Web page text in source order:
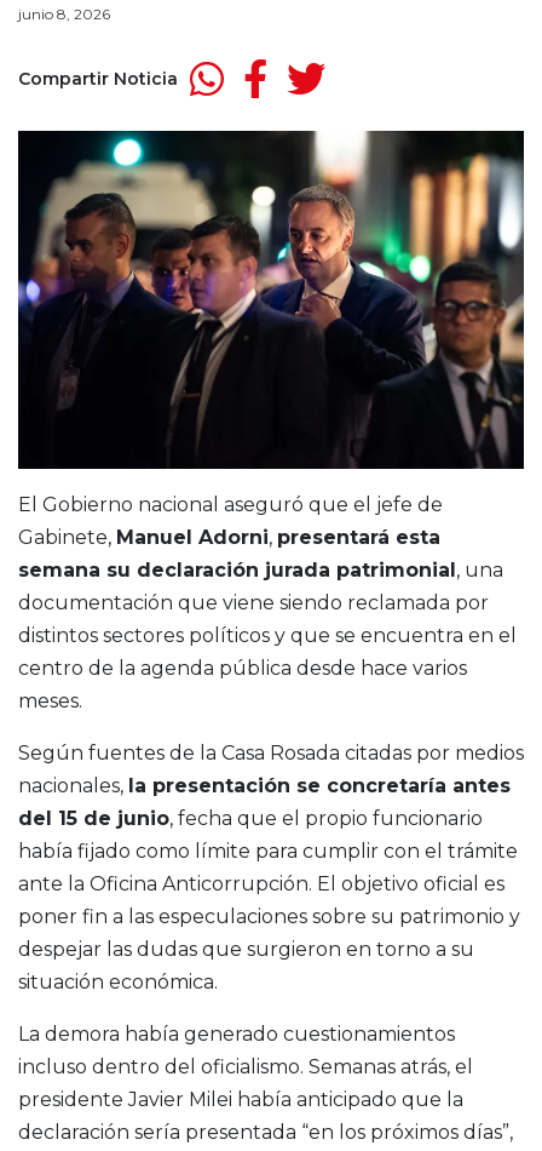
junio 8, 2026
Compartir Noticia
El Gobierno nacional aseguró que el jefe de
Gabinete, Manuel Adorni, presentará esta
semana su declaración jurada patrimonial, una
documentación que viene siendo reclamada por
distintos sectores políticos y que se encuentra en el
centro de la agenda pública desde hace varios
meses.
Según fuentes de la Casa Rosada citadas por medios
nacionales, la presentación se concretaría antes
del 15 de junio, fecha que el propio funcionario
había fijado como límite para cumplir con el trámite
ante la Oficina Anticorrupción. El objetivo oficial es
poner fin a las especulaciones sobre su patrimonio y
despejar las dudas que surgieron en torno a su
situación económica.
La demora había generado cuestionamientos
incluso dentro del oficialismo. Semanas atrás, el
presidenteJavier Milei había anticipado que la
declaración sería presentada “en los próximos días”,